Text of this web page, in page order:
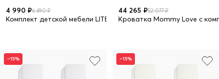
4 990 ₽6 490 ₽
Комплект детской мебели LITEN: стол и стул
44 265 ₽52 077 ₽
Кроватка Mommy Love с
–15% –15%